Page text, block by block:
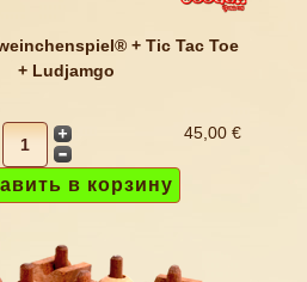
+ Tic Tac Toe
+ Ludjamgo
45,00 €